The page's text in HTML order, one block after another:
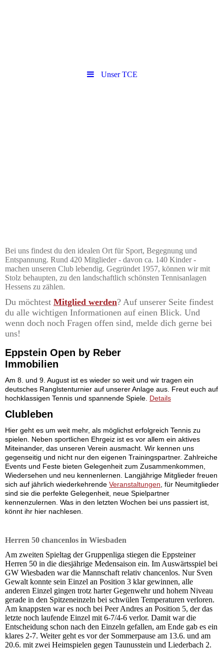
Unser TCE
Bei uns findest du den idealen Ort für Sport, Begegnung und
Entspannung. Rund 420 Mitglieder - davon ca. 140 Kinder -
machen unseren Club lebendig. Gegründet 1957, können wir mit
Stolz behaupten, zu den landschaftlich schönsten Tennisanlagen
Hessens zu zählen.
Du möchtest Mitglied werden? Auf unserer Seite findest
du alle wichtigen Informationen auf einen Blick. Und
wenn doch noch Fragen offen sind, melde dich gerne bei
uns!
Eppstein Open by Reber
Immobilien
Am 8. und 9. August ist es wieder so weit und wir tragen ein
deutsches Ranglstenturnier auf unserer Anlage aus. Freut euch auf
hochklassigen Tennis und spannende Spiele. Details
Clubleben
Hier geht es um weit mehr, als möglichst erfolgreich Tennis zu
spielen. Neben sportlichen Ehrgeiz ist es vor allem ein aktives
Miteinander, das unseren Verein ausmacht. Wir kennen uns
gegenseitig und nicht nur den eigenen Trainingspartner. Zahlreiche
Events und Feste bieten Gelegenheit zum Zusammenkommen,
Wiedersehen und neu kennenlernen. Langjährige Mitglieder freuen
sich auf jährlich wiederkehrende Veranstaltungen , für Neumitglieder
sind sie die perfekte Gelegenheit, neue Spielpartner
kennenzulernen. Was in den letzten Wochen bei uns passiert ist,
könnt ihr hier nachlesen.
Herren 50 chancenlos in Wiesbaden
Am zweiten Spieltag der Gruppenliga stiegen die Eppsteiner
Herren 50 in die diesjährige Medensaison ein. Im Auswärtsspiel bei
GW Wiesbaden war die Mannschaft relativ chancenlos. Nur Sven
Gewalt konnte sein Einzel an Position 3 klar gewinnen, alle
anderen Einzel gingen trotz harter Gegenwehr und hohem Niveau
gerade in den Spitzeneinzeln bei schwülen Temperaturen verloren.
Am knappsten war es noch bei Peer Andres an Position 5, der das
letzte noch laufende Einzel mit 6-7/4-6 verlor. Damit war die
Entscheidung schon nach den Einzeln gefallen, am Ende gab es ein
klares 2-7. Weiter geht es vor der Sommerpause am 13.6. und am
20.6. mit zwei Heimspielen gegen Taunusstein und Liederbach 2.